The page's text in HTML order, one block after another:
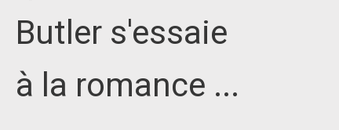
Butler s'essaie
à la romance ...